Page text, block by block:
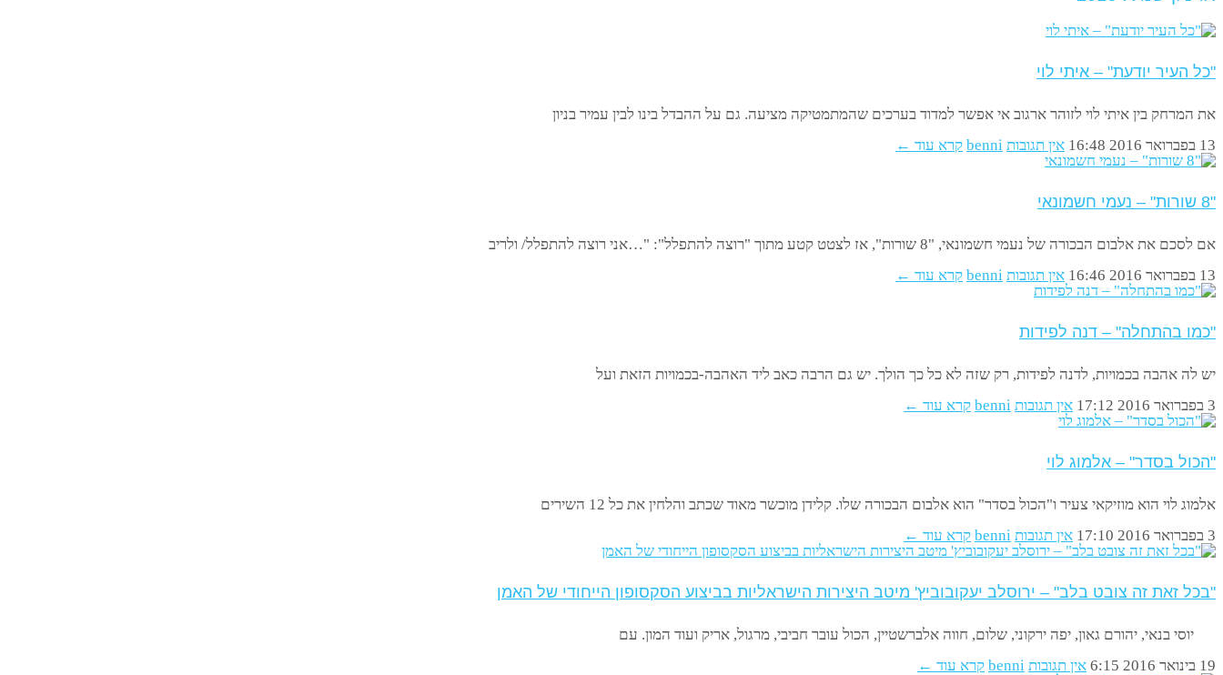
"כל העיר יודעת" – איתי לוי
את המרחק בין איתי לוי לזוהר ארגוב אי אפשר למדוד בערכים שהמתמטיקה מציעה. גם על ההבדל בינו לבין עמיר בניון
13 בפברואר 2016
16:48 אין תגובות benni קרא עוד ←
"8 שורות" – נעמי חשמונאי
אם לסכם את אלבום הבכורה של נעמי חשמונאי, "8 שורות", אז לצטט קטע מתוך "רוצה להתפלל": "…אני רוצה להתפלל/ ולריב
13 בפברואר 2016
16:46 אין תגובות benni קרא עוד ←
"כמו בהתחלה" – דנה לפידות
יש לה אהבה בכמויות, לדנה לפידות, רק שזה לא כל כך הולך. יש גם הרבה כאב ליד האהבה-בכמויות הזאת ועל
3 בפברואר 2016
17:12 אין תגובות benni קרא עוד ←
"הכול בסדר" – אלמוג לוי
אלמוג לוי הוא מוזיקאי צעיר ו"הכול בסדר" הוא אלבום הבכורה שלו. קלידן מוכשר מאוד שכתב והלחין את כל 12 השירים
3 בפברואר 2016
17:10 אין תגובות benni קרא עוד ←
"בכל זאת זה צובט בלב" – ירוסלב יעקובוביץ' מיטב היצירות הישראליות בביצוע הסקסופון הייחודי של האמן
יוסי בנאי, יהורם גאון, יפה ירקוני, שלום, חווה אלברשטיין, הכול עובר חביבי, מרגול, אריק ועוד המון. עם
19 בינואר 2016
6:15 אין תגובות benni קרא עוד ←